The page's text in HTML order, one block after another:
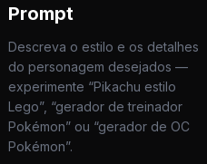
Prompt
Descreva o estilo e os detalhes
do personagem desejados —
experimente “Pikachu estilo
Lego”, “gerador de treinador
Pokémon” ou “gerador de OC
Pokémon”.